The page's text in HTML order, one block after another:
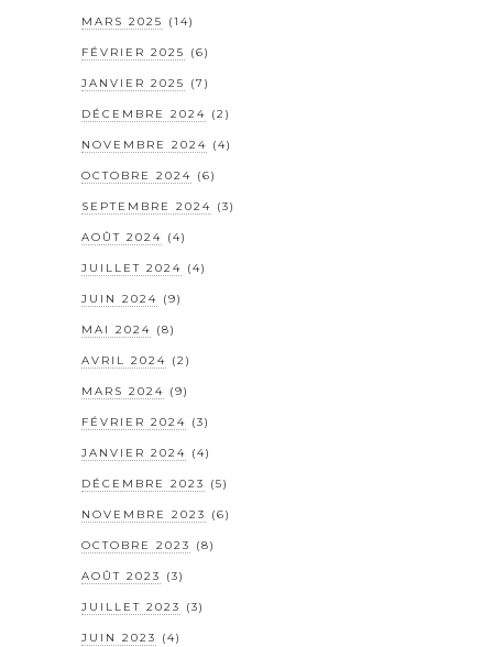
MARS 2025 (14)
FÉVRIER 2025 (6)
JANVIER 2025 (7)
DÉCEMBRE 2024 (2)
NOVEMBRE 2024 (4)
OCTOBRE 2024 (6)
SEPTEMBRE 2024 (3)
AOÛT 2024 (4)
JUILLET 2024 (4)
JUIN 2024 (9)
MAI 2024 (8)
AVRIL 2024 (2)
MARS 2024 (9)
FÉVRIER 2024 (3)
JANVIER 2024 (4)
DÉCEMBRE 2023 (5)
NOVEMBRE 2023 (6)
OCTOBRE 2023 (8)
AOÛT 2023 (3)
JUILLET 2023 (3)
JUIN 2023 (4)